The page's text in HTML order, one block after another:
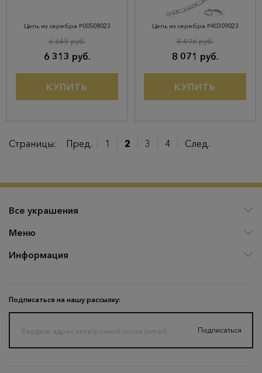
Цепь из серебра Р00508023
6 313 руб.
6 645 руб.
КУПИТЬ
Цепь из серебра Р40309023
8 071 руб.
8 496 руб.
КУПИТЬ
Страницы: Пред. 1 2 3 4 След.
Подписаться на нашу рассылку:
Подписаться
Все украшения
Меню
Информация